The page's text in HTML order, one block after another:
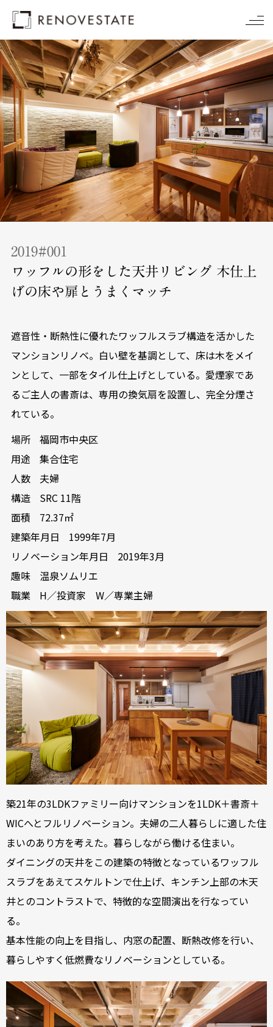
2019#001
ワッフルの形をした天井リビング 木仕上
げの床や扉とうまくマッチ
遮音性・断熱性に優れたワッフルスラブ構造を活かした
マンションリノベ。白い壁を基調として、床は木をメイ
ンとして、一部をタイル仕上げとしている。愛煙家であ
るご主人の書斎は、専用の換気扇を設置し、完全分煙さ
れている。
場所
福岡市中央区
用途
集合住宅
人数
夫婦
構造
SRC 11階
面積
72.37㎡
建築年月日
1999年7月
リノベーション年月日
2019年3月
趣味
温泉ソムリエ
職業
H／投資家 W／専業主婦
築21年の3LDKファミリー向けマンションを1LDK＋書斎＋
WICへとフルリノベーション。夫婦の二人暮らしに適した住
まいのあり方を考えた。暮らしながら働ける住まい。
ダイニングの天井をこの建築の特徴となっているワッフル
スラブをあえてスケルトンで仕上げ、キンチン上部の木天
井とのコントラストで、特徴的な空間演出を行なってい
る。
基本性能の向上を目指し、内窓の配置、断熱改修を行い、
暮らしやすく低燃費なリノベーションとしている。